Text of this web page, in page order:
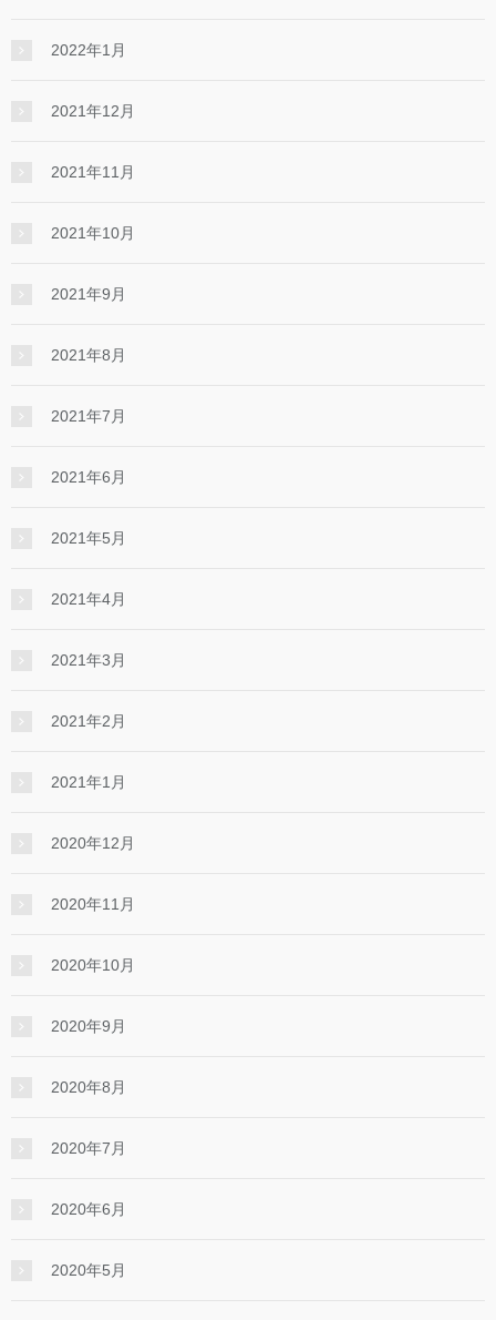
2022年1月
2021年12月
2021年11月
2021年10月
2021年9月
2021年8月
2021年7月
2021年6月
2021年5月
2021年4月
2021年3月
2021年2月
2021年1月
2020年12月
2020年11月
2020年10月
2020年9月
2020年8月
2020年7月
2020年6月
2020年5月